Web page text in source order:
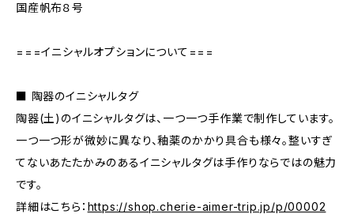
国産帆布８号
===イニシャルオプションについて===
■ 陶器のイニシャルタグ
陶器(土)のイニシャルタグは、一つ一つ手作業で制作しています。
一つ一つ形が微妙に異なり、釉薬のかかり具合も様々。整いすぎ
てないあたたかみのあるイニシャルタグは手作りならではの魅力
です。
詳細はこちら： https://shop.cherie-aimer-trip.jp/p/00002